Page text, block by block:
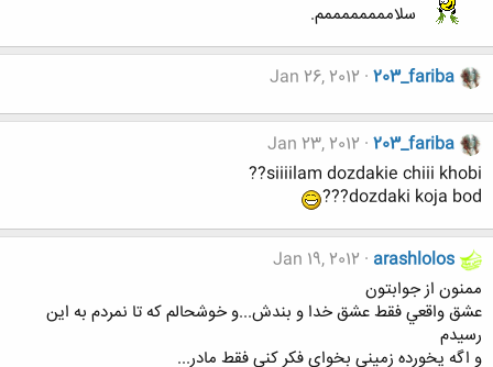
سلاممممممممم.
203_fariba
Jan 26, 2012
203_fariba
Jan 23, 2012
siiiilam dozdakie chiii khobi??
dozdaki koja bod???
arashlolos
Jan 19, 2012
ممنون از جوابتون
عشق واقعي فقط عشق خدا و بندش...و خوشحالم كه تا نمردم به اين
رسيدم
و اگه يخورده زميني بخواي فكر كني فقط مادر...